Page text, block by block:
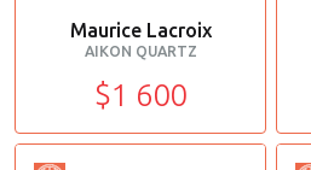
Maurice Lacroix
AIKON QUARTZ
$1 600